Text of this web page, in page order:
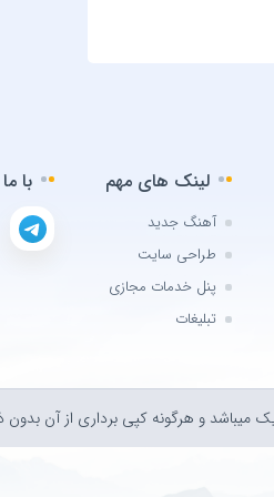
لینک های مهم
آهنگ جدید
طراحی سایت
پنل خدمات مجازی
تبلیغات
با
و هرگونه کپی برداری از آن بدون